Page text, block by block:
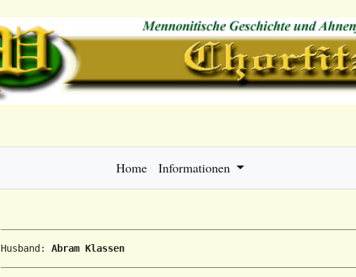
Home Informationen
Husband: Abram Klassen